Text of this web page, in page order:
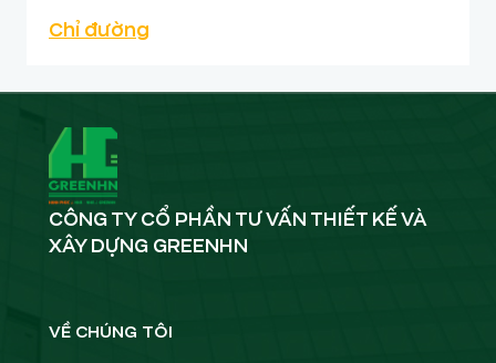
Chỉ đường
CÔNG TY CỔ PHẦN TƯ VẤN THIẾT KẾ VÀ
XÂY DỰNG GREENHN
VỀ CHÚNG TÔI